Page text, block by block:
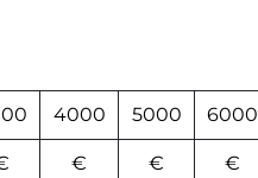
4000 5000 6000
€
€
€